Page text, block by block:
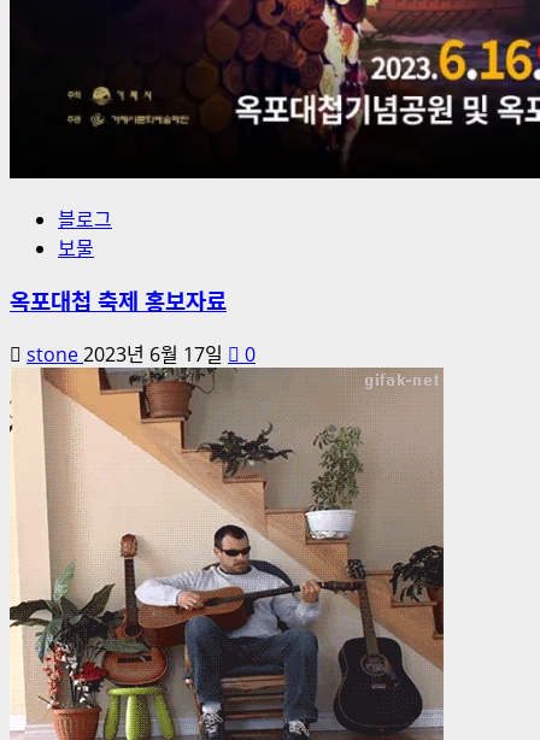
블로그
보물
옥포대첩 축제 홍보자료
stone2023년 6월 17일 0